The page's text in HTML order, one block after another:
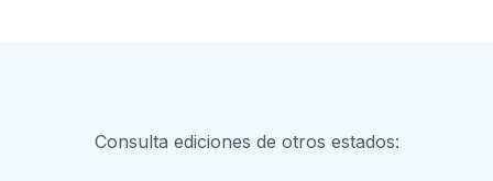
Consulta ediciones de otros estados: